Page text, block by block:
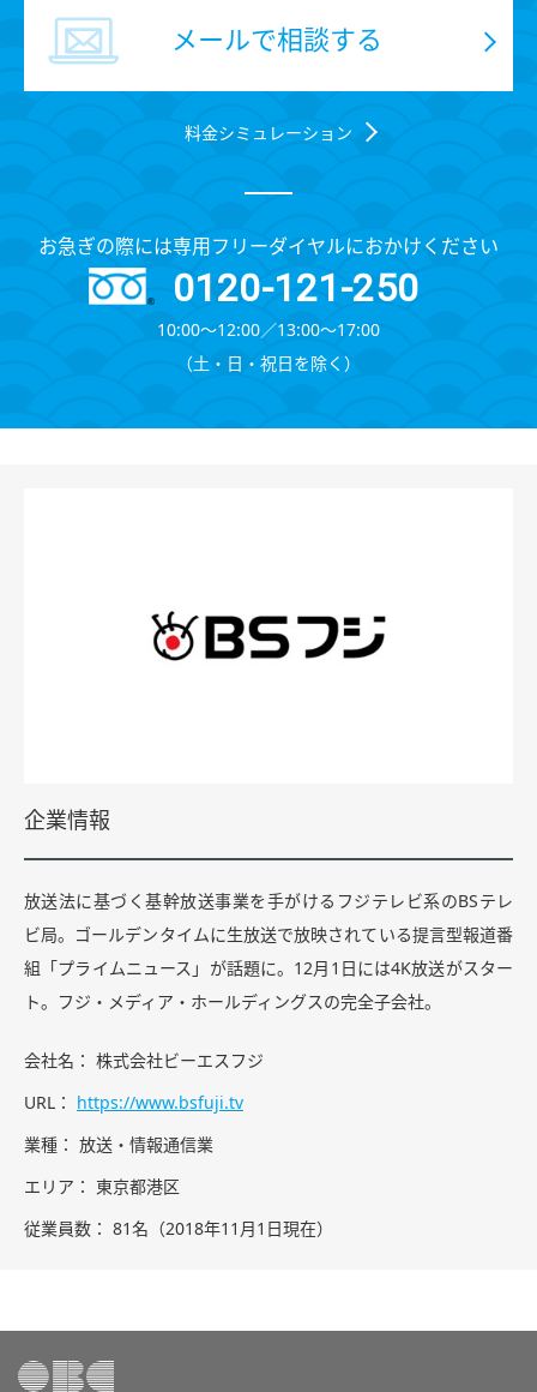
メールで相談する
料金シミュレーション
お急ぎの際には専用フリーダイヤルにおかけください
0120-121-250
10:00～12:00∕13:00～17:00
（⼟・⽇・祝⽇を除く）
企業情報
放送法に基づく基幹放送事業を手がけるフジテレビ系のBSテレ
ビ局。ゴールデンタイムに生放送で放映されている提言型報道番
組「プライムニュース」が話題に。12月1日には4K放送がスター
ト。フジ・メディア・ホールディングスの完全子会社。
会社名 株式会社ビーエスフジ
URL https://www.bsfuji.tv
業種 放送・情報通信業
エリア 東京都港区
従業員数 81名（2018年11月1日現在）